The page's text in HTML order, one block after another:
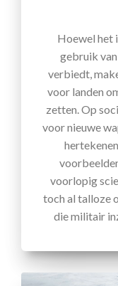
Hoewel het
gebruik
verbiedt,
voor landen
zetten. Op
voor nieuwe
voorlopig
toch al talloze
die militair